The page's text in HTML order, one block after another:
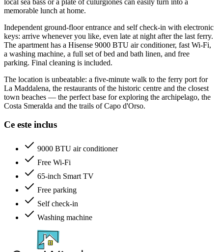
memorable lunch at home.
Independent ground-floor entrance and self check-in with electronic
keys: arrive whenever you like, even late at night after the last ferry.
The apartment has a Hisense 9000 BTU air conditioner, fast Wi-Fi,
a washing machine, a full set of bed and bath linen, and free
parking. Final cleaning is included.
The location is unbeatable: a five-minute walk to the ferry port for
La Maddalena, the restaurants of the historic centre and the closest
town beaches — the perfect base for exploring the archipelago, the
Costa Smeralda and the trails of Capo d'Orso.
Ce este inclus
9000 BTU air conditioner
Free Wi-Fi
65-inch Smart TV
Free parking
Self check-in
Washing machine